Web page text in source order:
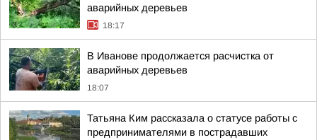
аварийных деревьев
18:17
В Иванове продолжается расчистка от
аварийных деревьев
18:07
Татьяна Ким рассказала о статусе работы с
предпринимателями в пострадавших